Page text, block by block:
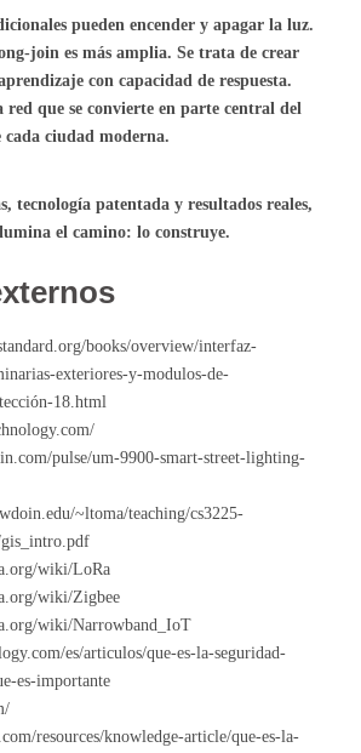
pueden encender y apagar la luz.
join es más amplia. Se trata de crear
con capacidad de respuesta.
red que se convierte en parte central del
cada ciudad moderna.
tecnología patentada y resultados reales,
el camino: lo construye.
books/overview/interfaz-
exteriores-y-modulos-de-
18.html
pulse/um-9900-smart-street-lighting-
~ltoma/teaching/cs3225-
wiki/LoRa
wiki/Zigbee
wiki/Narrowband_IoT
es/articulos/que-es-la-seguridad-
es-importante
resources/knowledge-article/que-es-la-